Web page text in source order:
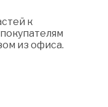
к
из офиса.